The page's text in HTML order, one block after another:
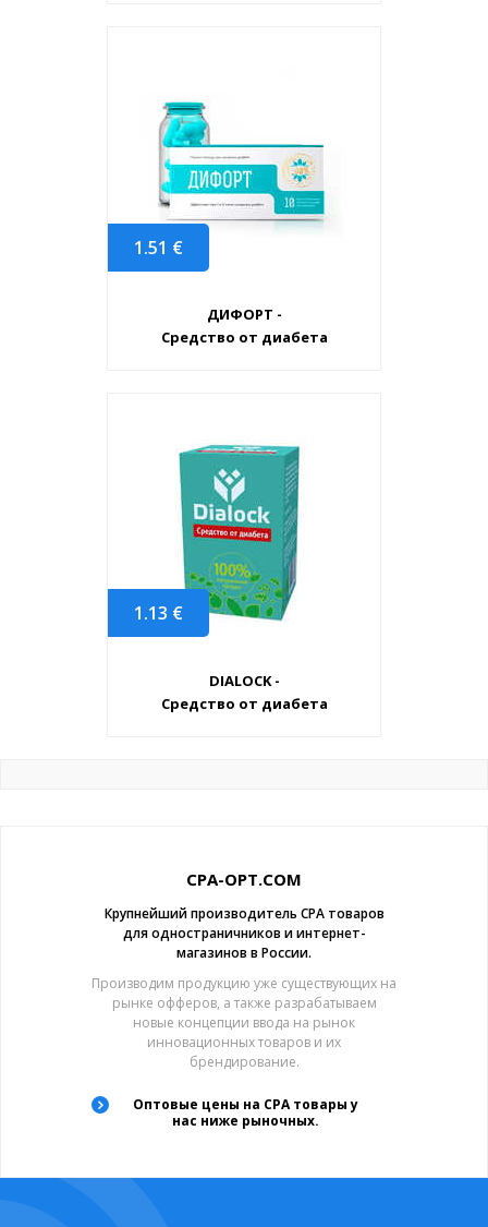
1.51 €
ДИФОРТ -
Средство от диабета
1.13 €
DIALOCK -
Средство от диабета
CPA-OPT.COM
Крупнейший производитель CPA товаров
для одностраничников и интернет-
магазинов в России.
Производим продукцию уже существующих на
рынке офферов, а также разрабатываем
новые концепции ввода на рынок
инновационных товаров и их
брендирование.
Оптовые цены на CPA товары у
нас ниже рыночных.